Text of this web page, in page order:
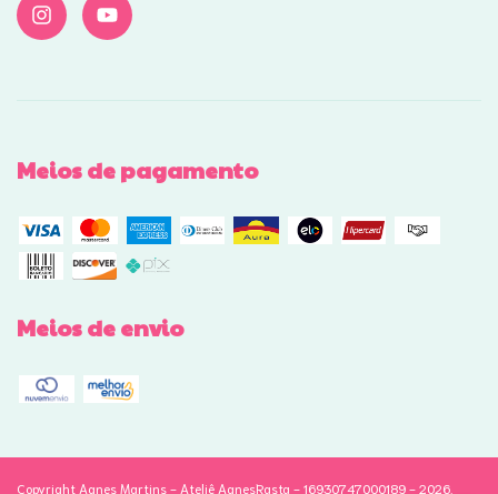
Meios de pagamento
Meios de envio
Copyright Agnes Martins - Ateliê AgnesRasta - 16930747000189 - 2026.